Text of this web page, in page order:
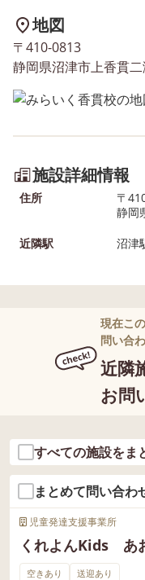
地図
〒410-0813
静岡県沼津市上香貫
施設詳細情報
住所
〒
静岡
近隣駅
沼津
現在こ
問い合
近隣
お問
すべての施設をま
まとめて問い合わ
児童発達支援事業所
くれよんKids あ
空きあり 送迎あり